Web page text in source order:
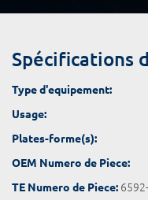
Spécifications
Type d'equipement:
Usage:
Plates-forme(s):
OEM Numero de Piece:
TE Numero de Piece: